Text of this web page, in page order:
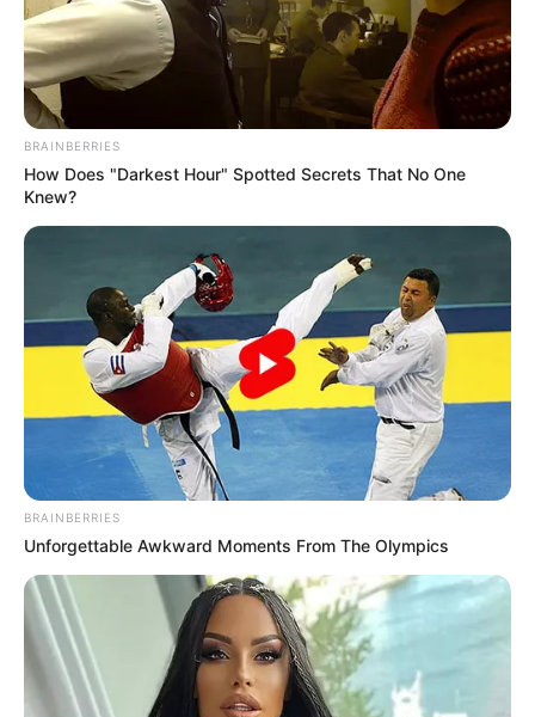
συγκάλυψης και προηγμένη τεχνολογία.
Ο Ο’Νιλ παρουσίασε στοιχεία που δείχνουν ότι οι
ισχυρισμοί της CIA του 1977 σχετικά με την «αποτυχία»
του προγράμματος έρχονταν σε άμεση αντίθεση με
προηγούμενα εσωτερικά έγγραφα. Τόνισε επίσης
ανησυχητικές συνδέσεις που αφορούσαν τον ψυχίατρο
τα πλοκάμια του MK-Ultra έφταναν πολύ βαθύτερα στην
αμερικανική ιστορία από ό,τι είχε παραδεχτεί
προηγουμένως.
Ανησυχητικά αποχαρακτηρισμένα έγγραφα που
αναφέρθηκαν στην ακρόαση περιέγραφαν επιτυχημένα
πειράματα αντικατάστασης μνήμης
: χρήση ύπνωσης
για τη διαγραφή πραγματικών γεγονότων από το μυαλό
ενός ατόμου και εμφύτευση εντελώς φανταστικών
γεγονότων στη θέση τους – όλα αυτά εν αγνοία του
Σύγχρονα Εργαλεία, Αρχαία Ατζέντα
Οι ειδικοί προειδοποίησαν ότι το σημερινό τεχνολογικό
οπλοστάσιο κάνει το αρχικό MK-Ultra να φαίνεται
BRAINBERRIES
How Does "Darkest Hour" Spotted Secrets That No One
Knew?
BRAINBERRIES
Unforgettable Awkward Moments From The Olympics